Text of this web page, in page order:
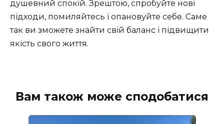
душевний спокій. Зрештою, спробуйте нові
підходи, помиляйтесь і опановуйте себе. Саме
так ви зможете знайти свій баланс і підвищити
якість свого життя.
Вам також може сподобатися